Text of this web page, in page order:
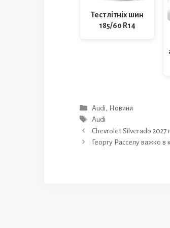
Тест літніх шин
185/60 R14
Категорії
Audi, Новини
Позначки
Audi
Chevrolet Silverado 2027
Георгу Расселу важко